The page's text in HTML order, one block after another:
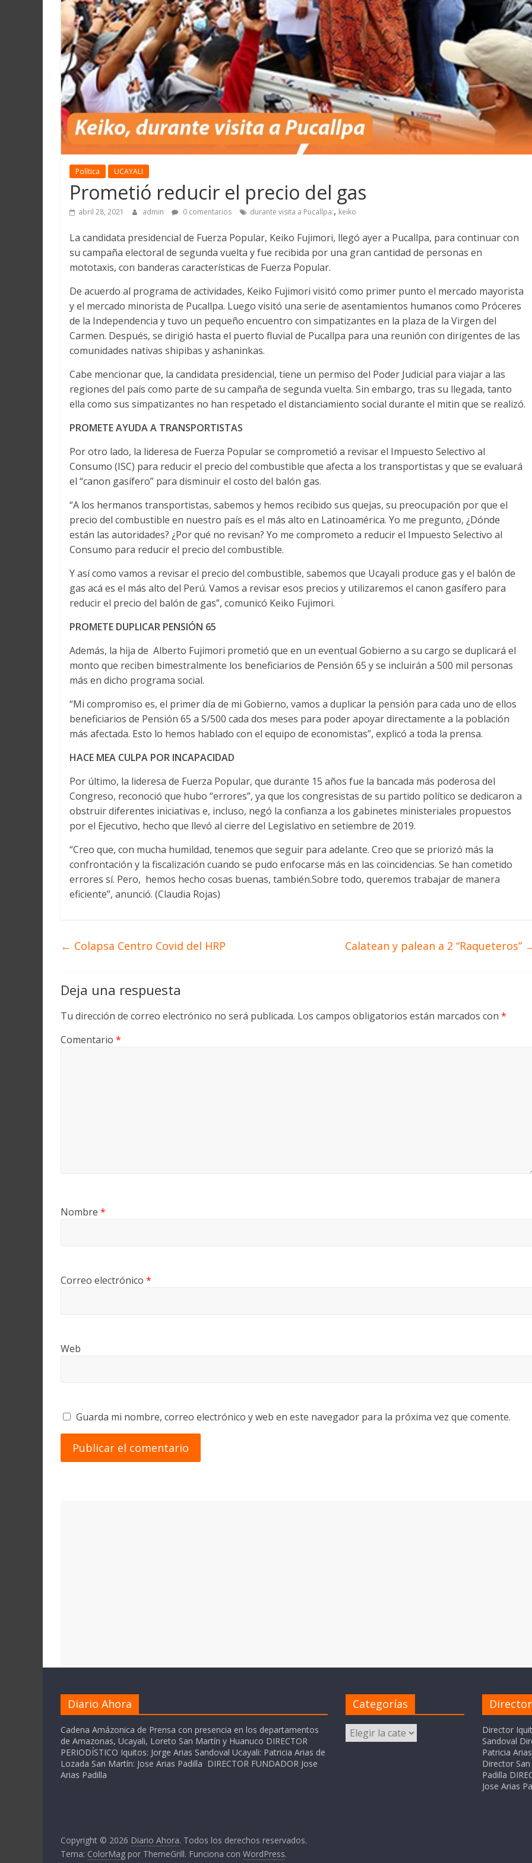
Martín
y
Loreto
Política UCAYALI
Prometió reducir el precio del gas
abril 28, 2021 admin 0 comentarios durante visita a Pucallpa:, keiko
La candidata presidencial de Fuerza Popular, Keiko Fujimori, llegó ayer a Pucallpa, para continuar con
su campaña electoral de segunda vuelta y fue recibida por una gran cantidad de personas en
mototaxis, con banderas características de Fuerza Popular.
De acuerdo al programa de actividades, Keiko Fujimori visitó como primer punto el mercado mayorista
y el mercado minorista de Pucallpa. Luego visitó una serie de asentamientos humanos como Próceres
de la Independencia y tuvo un pequeño encuentro con simpatizantes en la plaza de la Virgen del
Carmen. Después, se dirigió hasta el puerto fluvial de Pucallpa para una reunión con dirigentes de las
comunidades nativas shipibas y ashaninkas.
Cabe mencionar que, la candidata presidencial, tiene un permiso del Poder Judicial para viajar a las
regiones del país como parte de su campaña de segunda vuelta. Sin embargo, tras su llegada, tanto
ella como sus simpatizantes no han respetado el distanciamiento social durante el mitin que se realizó.
PROMETE AYUDA A TRANSPORTISTAS
Por otro lado, la lideresa de Fuerza Popular se comprometió a revisar el Impuesto Selectivo al
Consumo (ISC) para reducir el precio del combustible que afecta a los transportistas y que se evaluará
el “canon gasífero” para disminuir el costo del balón gas.
“A los hermanos transportistas, sabemos y hemos recibido sus quejas, su preocupación por que el
precio del combustible en nuestro país es el más alto en Latinoamérica. Yo me pregunto, ¿Dónde
están las autoridades? ¿Por qué no revisan? Yo me comprometo a reducir el Impuesto Selectivo al
Consumo para reducir el precio del combustible.
Y así como vamos a revisar el precio del combustible, sabemos que Ucayali produce gas y el balón de
gas acá es el más alto del Perú. Vamos a revisar esos precios y utilizaremos el canon gasífero para
reducir el precio del balón de gas”, comunicó Keiko Fujimori.
PROMETE DUPLICAR PENSIÓN 65
Además, la hija de Alberto Fujimori prometió que en un eventual Gobierno a su cargo se duplicará el
monto que reciben bimestralmente los beneficiarios de Pensión 65 y se incluirán a 500 mil personas
más en dicho programa social.
“Mi compromiso es, el primer día de mi Gobierno, vamos a duplicar la pensión para cada uno de ellos
beneficiarios de Pensión 65 a S/500 cada dos meses para poder apoyar directamente a la población
más afectada. Esto lo hemos hablado con el equipo de economistas”, explicó a toda la prensa.
HACE MEA CULPA POR INCAPACIDAD
Por último, la lideresa de Fuerza Popular, que durante 15 años fue la bancada más poderosa del
Congreso, reconoció que hubo “errores”, ya que los congresistas de su partido político se dedicaron a
obstruir diferentes iniciativas e, incluso, negó la confianza a los gabinetes ministeriales propuestos
por el Ejecutivo, hecho que llevó al cierre del Legislativo en setiembre de 2019.
“Creo que, con mucha humildad, tenemos que seguir para adelante. Creo que se priorizó más la
confrontación y la fiscalización cuando se pudo enfocarse más en las coincidencias. Se han cometido
errores sí. Pero, hemos hecho cosas buenas, también.Sobre todo, queremos trabajar de manera
eficiente”, anunció. (Claudia Rojas)
← Colapsa Centro Covid del HRP Calatean y palean a 2 “Raqueteros”
Deja una respuesta
Tu dirección de correo electrónico no será publicada. Los campos obligatorios están marcados con *
Comentario *
Nombre *
Correo electrónico *
Web
Guarda mi nombre, correo electrónico y web en este navegador para la próxima vez que comente.
Diario Ahora
Cadena Amázonica de Prensa con presencia en los departamentos
de Amazonas, Ucayali, Loreto San Martín y Huanuco DIRECTOR
PERIODÍSTICO Iquitos: Jorge Arias Sandoval Ucayali: Patricia Arias de
Lozada San Martín: Jose Arias Padilla DIRECTOR FUNDADOR Jose
Arias Padilla
Categorías
Categorías
Director
Sandoval
Patricia
Director
Padilla
Jose Arias
Copyright © 2026 Diario Ahora. Todos los derechos reservados.
Tema: ColorMag por ThemeGrill. Funciona con WordPress.